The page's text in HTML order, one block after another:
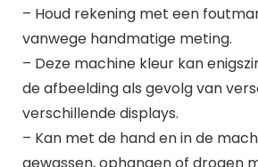
– Houd rekening met een
vanwege handmatige meting.
– Deze machine kleur kan
de afbeelding als gevolg van
verschillende displays.
– Kan met de hand en in de
gewassen, ophangen of drogen